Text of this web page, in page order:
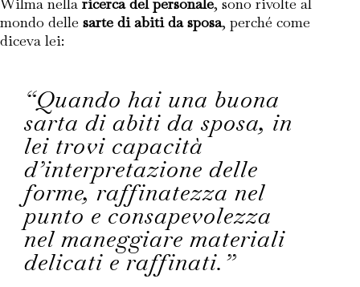
mondo delle sarte di abiti da sposa, perché come
diceva lei:
“Quando hai una buona
sarta di abiti da sposa, in
lei trovi capacità
d’interpretazione delle
forme, raffinatezza nel
punto e consapevolezza
nel maneggiare materiali
delicati e raffinati.”